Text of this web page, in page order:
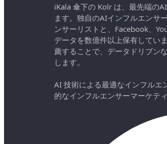
iKala 傘下の Kolr は、最先端の
ます。独自のAIインフルエンサ
ンサーリストと、Facebook、
データを数億件以上保有してい
薦することで、データドリブン
します。
AI 技術による最適なインフルエ
的なインフルエンサーマーケテ